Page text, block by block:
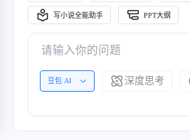
写小说全能助手 PPT大纲
豆包 AI 深度思考